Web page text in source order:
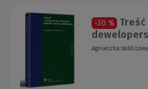
-30 %
Agnieszka